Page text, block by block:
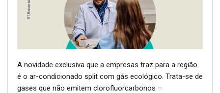
A novidade exclusiva que a empresas traz para a região
é o ar-condicionado split com gás ecológico. Trata-se de
gases que não emitem clorofluorcarbonos –